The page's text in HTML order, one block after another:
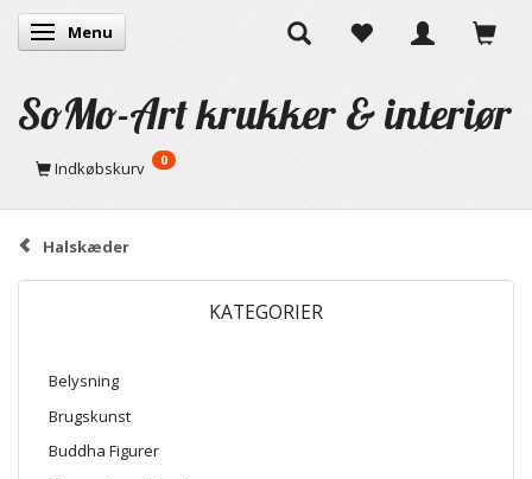
Skifte navigation
Menu
SoMo-Art krukker & interiør
Indkøbskurv 0
Halskæder
KATEGORIER
Belysning
Brugskunst
Buddha Figurer